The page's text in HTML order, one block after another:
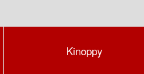
Kinoppy